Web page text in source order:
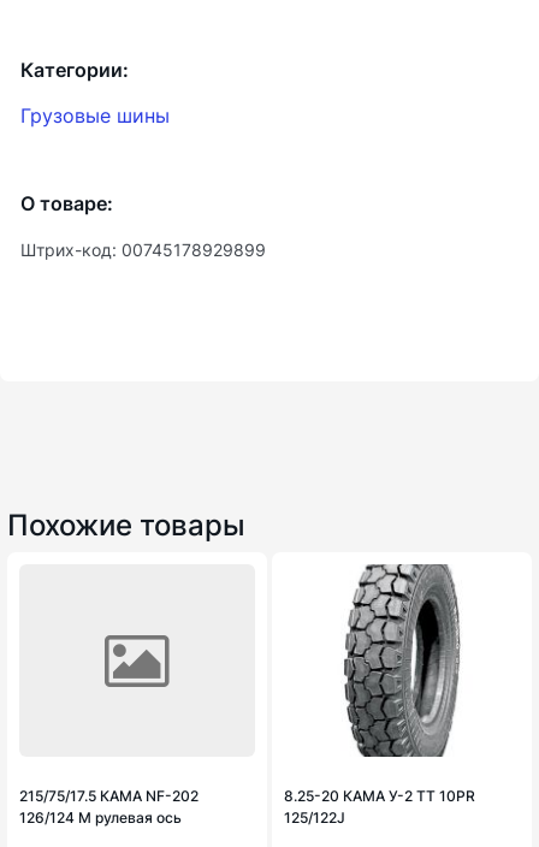
Категории:
Грузовые шины
О товаре:
Штрих-код: 00745178929899
Похожие товары
215/75/17.5 КАМА NF-202
126/124 M рулевая ось
8.25-20 КАМА У-2 TT 10PR
125/122J